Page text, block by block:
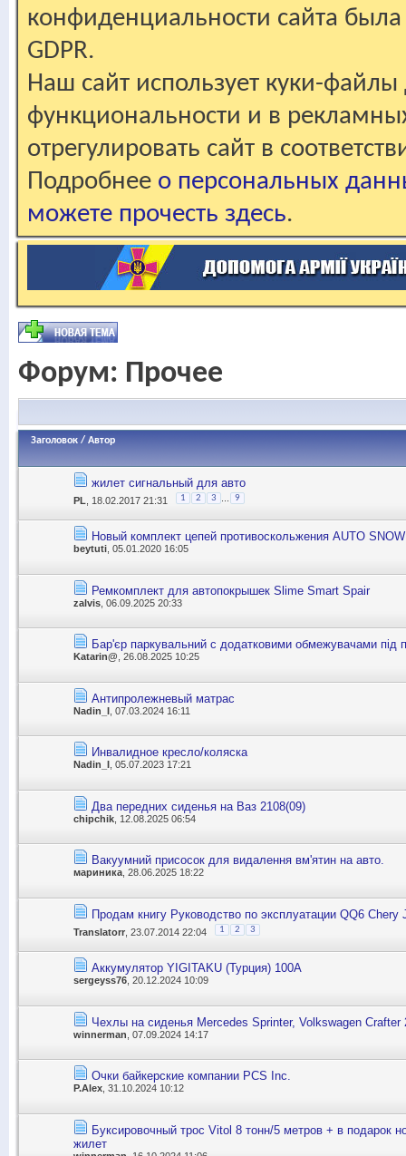
конфиденциальности сайта
GDPR.
Наш сайт использует куки-файлы
функциональности и в
отрегулировать сайт в
Подробнее о персональных
можете прочесть здесь.
Форум: Прочее
Заголовок / Автор
жилет сигнальный для авто
PL , 18.02.2017 21:31 1 2 3 9
Новый комплект цепей противоскольжения AUTO
beytuti, 05.01.2020 16:05
Ремкомплект для автопокрышек Slime Smart Spair
zalvis , 06.09.2025 20:33
Бар'єр паркувальний с додатковими обмежувачами під
Katarin@, 26.08.2025 10:25
Антипролежневый матрас
Nadin_I , 07.03.2024 16:11
Инвалидное кресло/коляска
Nadin_I , 05.07.2023 17:21
Два передних сиденья на Ваз 2108(09)
chipchik , 12.08.2025 06:54
Вакуумний присосок для видалення вм'ятин на авто.
мариника , 28.06.2025 18:22
Продам книгу Руководство по эксплуатации QQ6 Chery
Translatorr , 23.07.2014 22:04 1 2 3
Аккумулятор YIGITAKU (Турция) 100А
sergeyss76 , 20.12.2024 10:09
Чехлы на сиденья Mercedes Sprinter, Volkswagen Crafter
winnerman , 07.09.2024 14:17
Очки байкерские компании PCS Inc.
P.Alex , 31.10.2024 10:12
Буксировочный трос Vitol 8 тонн/5 метров + в подарок
жилет